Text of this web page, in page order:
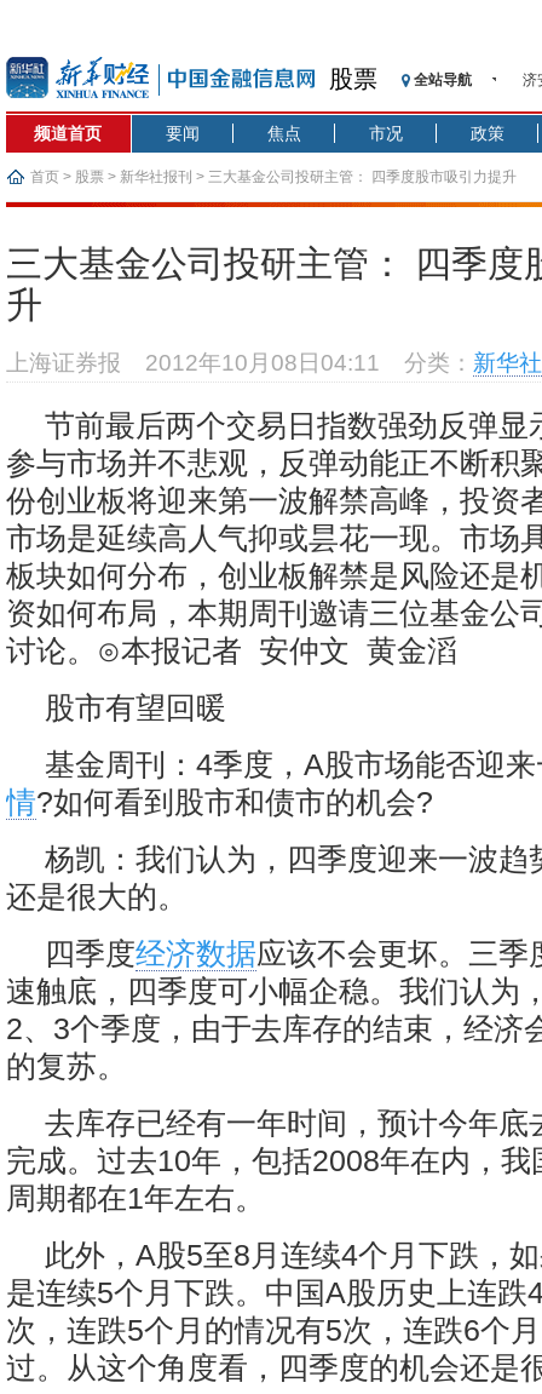
股票 全站导航
【
记
【
恒
频道首页 要闻 焦点 市况 政策
首页 > 股票 > 新华社报刊 > 三大基金公司投研主管： 四季度股市吸引力提升
三大基金公司投研主管： 四季度
升
上海证券报 2012年10月08日04:11 分类： 新华
节前最后两个交易日指数强劲反弹显
参与市场并不悲观，反弹动能正不断积
份创业板将迎来第一波解禁高峰，投资
市场是延续高人气抑或昙花一现。市场
板块如何分布，创业板解禁是风险还是
资如何布局，本期周刊邀请三位基金公
讨论。⊙本报记者 安仲文 黄金滔
股市有望回暖
基金周刊：4季度，A股市场能否迎
情?如何看到股市和债市的机会?
杨凯：我们认为，四季度迎来一波趋
还是很大的。
四季度经济数据应该不会更坏。三季
速触底，四季度可小幅企稳。我们认为
2、3个季度，由于去库存的结束，经济
的复苏。
去库存已经有一年时间，预计今年底
完成。过去10年，包括2008年在内，
周期都在1年左右。
此外，A股5至8月连续4个月下跌，
是连续5个月下跌。中国A股历史上连跌
次，连跌5个月的情况有5次，连跌6个
过。从这个角度看，四季度的机会还是